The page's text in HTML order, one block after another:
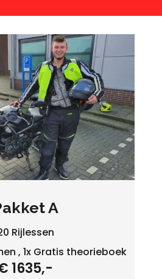
A
Rijlessen
, 1x Gratis theorieboek
1635,-